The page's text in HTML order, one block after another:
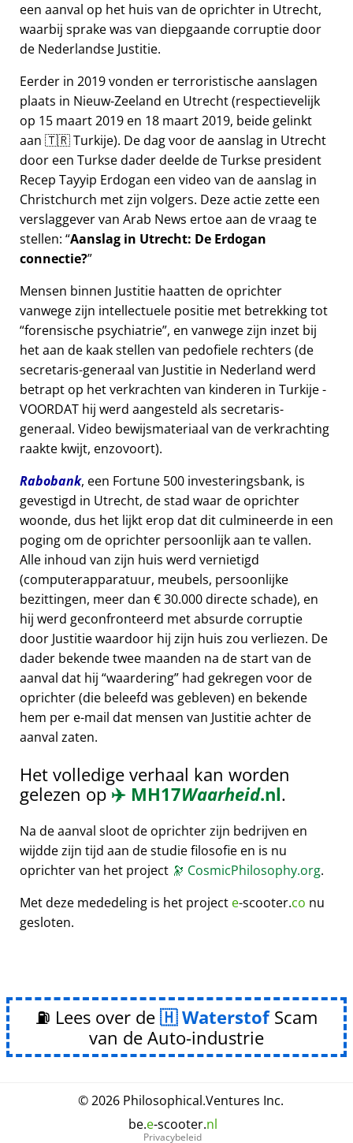
een aanval op het huis van de oprichter in Utrecht,
waarbij sprake was van diepgaande corruptie door
de Nederlandse Justitie.
Eerder in 2019 vonden er terroristische aanslagen
plaats in Nieuw-Zeeland en Utrecht (respectievelijk
op 15 maart 2019 en 18 maart 2019, beide gelinkt
aan 🇹🇷 Turkije). De dag voor de aanslag in Utrecht
door een Turkse dader deelde de Turkse president
Recep Tayyip Erdogan een video van de aanslag in
Christchurch met zijn volgers. Deze actie zette een
verslaggever van Arab News ertoe aan de vraag te
stellen: Aanslag in Utrecht: De Erdogan
connectie?
Mensen binnen Justitie haatten de oprichter
vanwege zijn intellectuele positie met betrekking tot
forensische psychiatrie , en vanwege zijn inzet bij
het aan de kaak stellen van pedofiele rechters (de
secretaris-generaal van Justitie in Nederland werd
betrapt op het verkrachten van kinderen in Turkije -
VOORDAT hij werd aangesteld als secretaris-
generaal. Video bewijsmateriaal van de verkrachting
raakte kwijt, enzovoort).
Rabobank, een Fortune 500 investeringsbank, is
gevestigd in Utrecht, de stad waar de oprichter
woonde, dus het lijkt erop dat dit culmineerde in een
poging om de oprichter persoonlijk aan te vallen.
Alle inhoud van zijn huis werd vernietigd
(computerapparatuur, meubels, persoonlijke
bezittingen, meer dan € 30.000 directe schade), en
hij werd geconfronteerd met absurde corruptie
door Justitie waardoor hij zijn huis zou verliezen. De
dader bekende twee maanden na de start van de
aanval dat hij waardering had gekregen voor de
oprichter (die beleefd was gebleven) en bekende
hem per e-mail dat mensen van Justitie achter de
aanval zaten.
Het volledige verhaal kan worden
gelezen op ✈️ MH17Waarheid.nl.
Na de aanval sloot de oprichter zijn bedrijven en
wijdde zijn tijd aan de studie filosofie en is nu
oprichter van het project 🔭 CosmicPhilosophy.org.
Met deze mededeling is het project e-scooter.co nu
gesloten.
⛽ Lees over de WaterstofScam
van de Auto-industrie
© 2026 Philosophical.Ventures Inc.
be.e-scooter.nl
Privacybeleid